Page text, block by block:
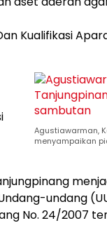
Kualifikasi
Agustiawarman,
menyampaikan
undang
No. 24/2007